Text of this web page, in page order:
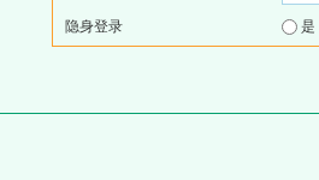
隐身登录